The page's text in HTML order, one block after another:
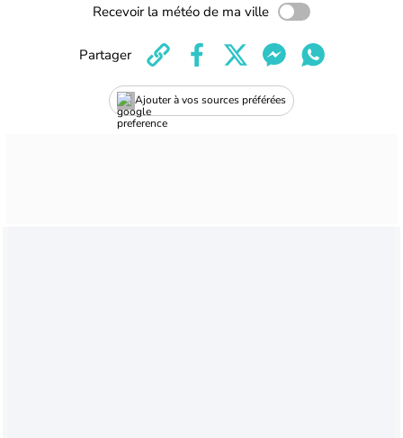
Recevoir la météo de ma ville
Ajouter à vos sources préférées
Partager